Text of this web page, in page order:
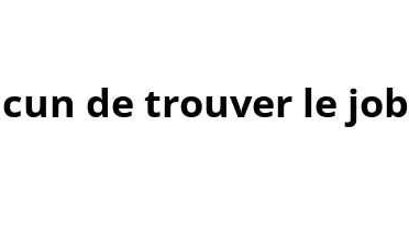
de trouver le job